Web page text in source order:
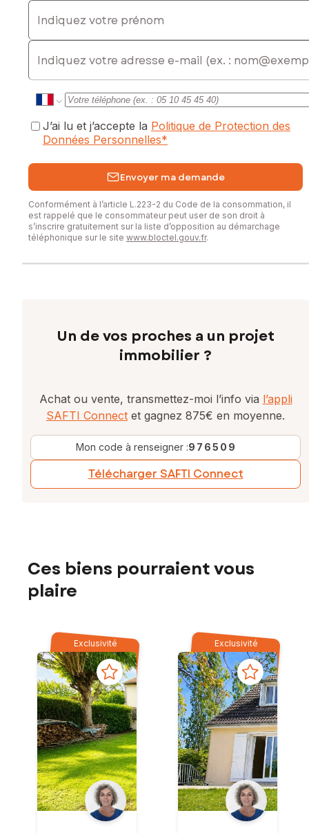
Indiquez votre prénom
E-mail
J’ai lu et j’accepte la Politique de Protection des
Données Personnelles*
Envoyer ma demande
Conformément à l’article L.223-2 du Code de la consommation, il
est rappelé que le consommateur peut user de son droit à
s’inscrire gratuitement sur la liste d’opposition au démarchage
téléphonique sur le site www.bloctel.gouv.fr.
Un de vos proches a un projet
immobilier ?
Achat ou vente, transmettez-moi l’info via l’appli
SAFTI Connect et gagnez 875€ en moyenne.
Mon code à renseigner :976509
Télécharger SAFTI Connect
Ces biens pourraient vous
plaire
Exclusivité Exclusivité